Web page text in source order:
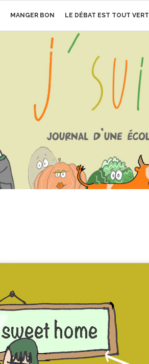
MANGER BON LE DÉBAT EST TOUT VERT